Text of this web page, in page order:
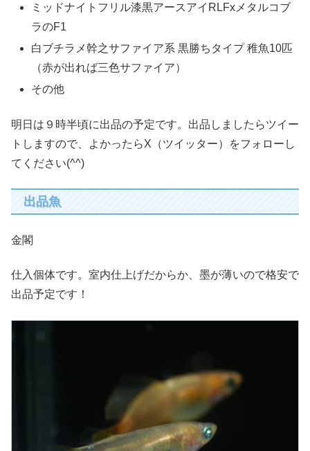
ミッドナイトフリル漆黒アースアイRLFxメタルコブ
ラのF1
白ブチラメ幹之サファイア系 黒勝ちタイプ 稚魚10匹
（赤が出れば三色サファイア）
その他
明日は９時半頃に出品の予定です。出品しましたらツイー
トしますので、よかったらX（ツイッター）をフォローし
てください(^^)
出品魚
金閣
仕入個体です。室内仕上げだからか、墨が薄いので格安で
出品予定です！